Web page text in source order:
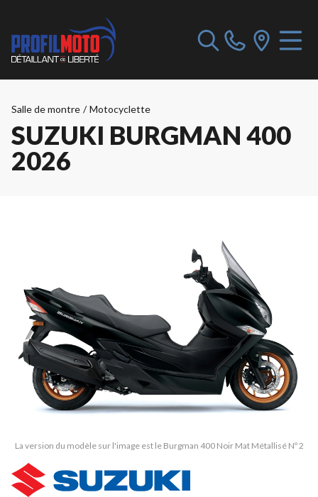
Salle de montre / Motocyclette
SUZUKI BURGMAN 400
2026
La version du modèle sur l'image est le Burgman 400 Noir Mat Métallisé Nº 2